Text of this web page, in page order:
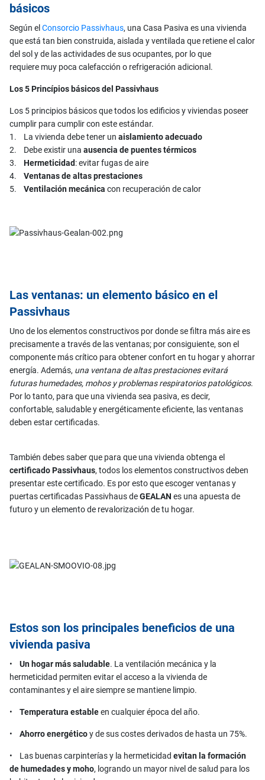
básicos
Según el Consorcio Passivhaus, una Casa Pasiva es una vivienda
que está tan bien construida, aislada y ventilada que retiene el calor
del sol y de las actividades de sus ocupantes, por lo que
requiere muy poca calefacción o refrigeración adicional.
Los 5 Princípios básicos del Passivhaus
Los 5 principios básicos que todos los edificios y viviendas poseer
cumplir para cumplir con este estándar.
1. La vivienda debe tener un aislamiento adecuado
2. Debe existir una ausencia de puentes térmicos
3.
Hermeticidad: evitar fugas de aire
4.
Ventanas de altas prestaciones
5. Ventilación mecánica con recuperación de calor
Las ventanas: un elemento básico en el
Passivhaus
Uno de los elementos constructivos por donde se filtra más aire es
precisamente a través de las ventanas; por consiguiente, son el
componente más crítico para obtener confort en tu hogar y ahorrar
energía. Además, una ventana de altas prestaciones evitará
futuras humedades, mohos y problemas respiratorios patológicos.
Por lo tanto, para que una vivienda sea pasiva, es decir,
confortable, saludable y energéticamente eficiente, las ventanas
deben estar certificadas.
También debes saber que para que una vivienda obtenga el
certificado Passivhaus, todos los elementos constructivos deben
presentar este certificado. Es por esto que escoger ventanas y
puertas certificadas Passivhaus deGEALAN es una apuesta de
futuro y un elemento de revalorización de tu hogar.
Estos son los principales beneficios de una
vivienda pasiva
• Un hogar más saludable. La ventilación mecánica y la
hermeticidad permiten evitar el acceso a la vivienda de
contaminantes y el aire siempre se mantiene limpio.
• Temperatura estableen cualquier época del año.
• Ahorro energéticoy de sus costes derivados de hasta un 75%.
• Las buenas carpinterías y la hermeticidad evitan la formación
de humedades y moho, logrando un mayor nivel de salud para los